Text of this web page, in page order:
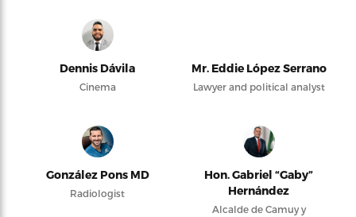
Dennis Dávila
Cinema
Mr. Eddie López Serrano
Lawyer and political analyst
González Pons MD
Radiologist
Hon. Gabriel “Gaby”
Hernández
Alcalde de Camuy y